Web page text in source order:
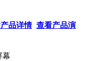
品详情 查看产品演
幕